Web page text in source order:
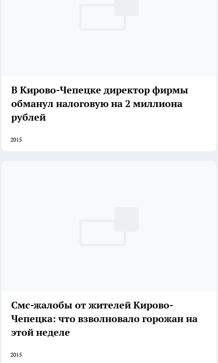
В Кирово-Чепецке директор фирмы
обманул налоговую на 2 миллиона
рублей
2015
Смс-жалобы от жителей Кирово-
Чепецка: что взволновало горожан на
этой неделе
2015